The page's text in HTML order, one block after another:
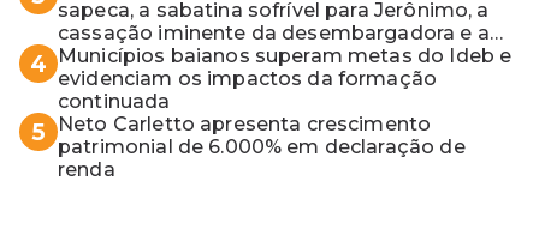
sapeca, a sabatina sofrível para Jerônimo, a
cassação iminente da desembargadora e a
vaga do Quinto para o MP baiano
4
Municípios baianos superam metas do Ideb e
evidenciam os impactos da formação
continuada
5
Neto Carletto apresenta crescimento
patrimonial de 6.000% em declaração de
renda